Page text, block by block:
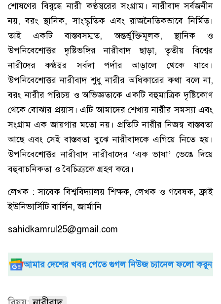
শোষণের বিরুদ্ধে নারী কণ্ঠস্বরের সংগ্রাম। নারীবাদ সর্বজনীন
নয়, বরং স্থানিক, সাংস্কৃতিক এবং রাজনৈতিকভাবে নির্মিত।
তাই একটি বাস্তবসম্মত, অন্তর্ভুক্তিমূলক, স্থানিক ও
উপনিবেশোত্তর দৃষ্টিভঙ্গির নারীবাদ ছাড়া, তৃতীয় বিশ্বের
নারীদের কণ্ঠস্বর সর্বদা পর্দার আড়ালে থেকে যাবে।
উপনিবেশোত্তর নারীবাদ শুধু নারীর অধিকারের কথা বলে না,
বরং নারীর পরিচয় ও অভিজ্ঞতাকে একটি বহুমাত্রিক দৃষ্টিকোণ
থেকে বোঝার প্রয়াস। এটি আমাদের শেখায় নারীর সমস্যা এবং
সংগ্রাম এক জায়গার মতো নয়। প্রতিটি নারীর নিজস্ব বাস্তবতা
আছে এবং সেই বাস্তবতা বুঝে নারীবাদকে এগিয়ে নিতে হয়।
উপনিবেশোত্তর নারীবাদ নারীবাদের ‘এক ভাষা’ ভেঙে দিয়ে
বহুবাচনিকতা ও বৈচিত্র্যকে গ্রহণ করে।
লেখক : সাবেক বিশ্ববিদ্যালয় শিক্ষক, লেখক ও গবেষক, ফ্রাই
ইউনিভার্সিটি বার্লিন, জার্মানি
sahidkamrul25@gmail.com
আমার দেশের খবর পেতে গুগল নিউজ চ্যানেল ফলো করুন